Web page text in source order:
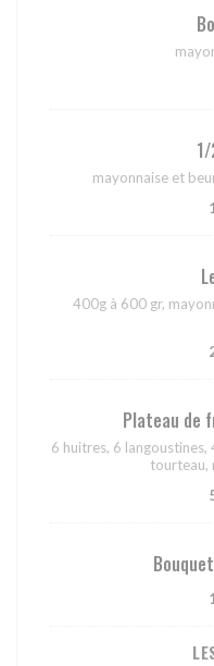
mayonnaise et
400g à 600 gr,
Plateau de
6 huitres, 6
tourteau,